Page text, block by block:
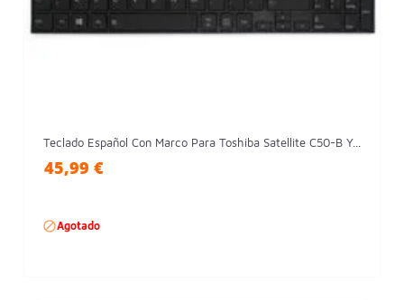
Teclado Español Con Marco Para Toshiba Satellite C50-B Y...
45,99 €
Agotado